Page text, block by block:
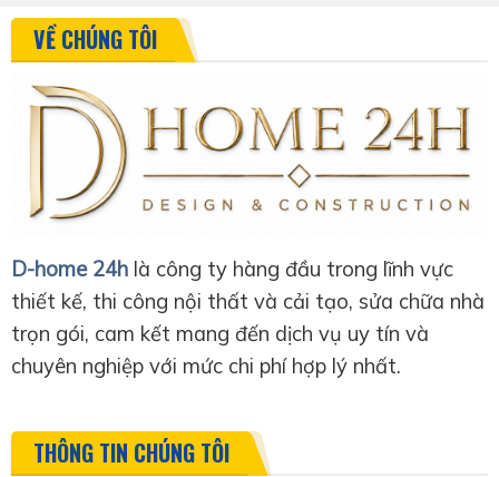
VỀ CHÚNG TÔI
D-home 24h là công ty hàng đầu trong lĩnh vực
thiết kế, thi công nội thất và cải tạo, sửa chữa nhà
trọn gói, cam kết mang đến dịch vụ uy tín và
chuyên nghiệp với mức chi phí hợp lý nhất.
THÔNG TIN CHÚNG TÔI